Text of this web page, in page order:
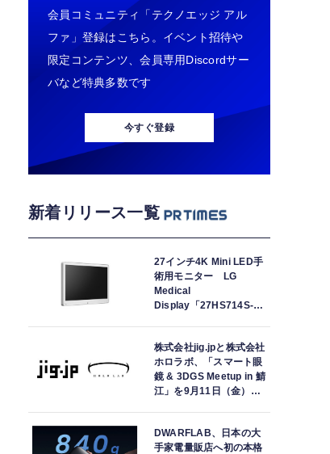
会員コミュニティ「テクノエッジ アル
ファ」登録はこちら。イベント招待や
限定コンテンツ、会員専用Discordサー
バなど特典多数です
今すぐ登録
新着リリース一覧
27インチ4K Mini LED手
術用モニター LG
Medical
Display「27HS714S-
株式会社jig.jpと株式会社
ホロラボ、「スマート眼
鏡 & 3DGS Meetup in 鯖
江」を9月11日（金）に
DWARFLAB、日本の大
手家電量販店へ初の本格